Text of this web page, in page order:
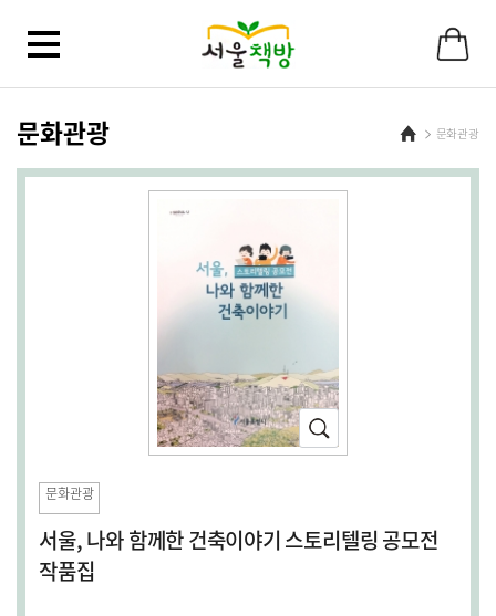
메
문화관광 Home문화관광
확
대
림)
문화관광
서울, 나와 함께한 건축이야기 스토리텔링 공모전
작품집